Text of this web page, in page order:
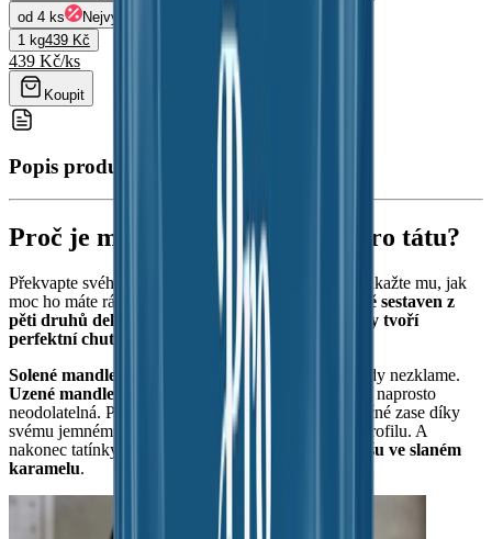
od 4 ks
Nejvýhodnější
1 kg439 Kč
439 Kč/ks
Koupit
Popis produktu
Proč je mix nejlepším dárkem pro tátu?
Překvapte svého tatínka výjimečnou směsí oříšků a ukažte mu, jak
moc ho máte rádi.
Tento originální dárek je pečlivě sestaven z
pěti druhů delikatesních oříšků, které dohromady tvoří
perfektní chuťovou symfonii.
Solené mandle
jsou osvědčenou klasikou, která nikdy nezklame.
Uzené mandle mají jemnou kouřovou chuť, která je naprosto
neodolatelná. Pražené
solené kešu
ořechy jsou výtečné zase díky
svému jemnému, ale přitom bohatému chuťovému profilu. A
nakonec tatínky dostane sladko-slaná kombinace
kešu ve slaném
karamelu.